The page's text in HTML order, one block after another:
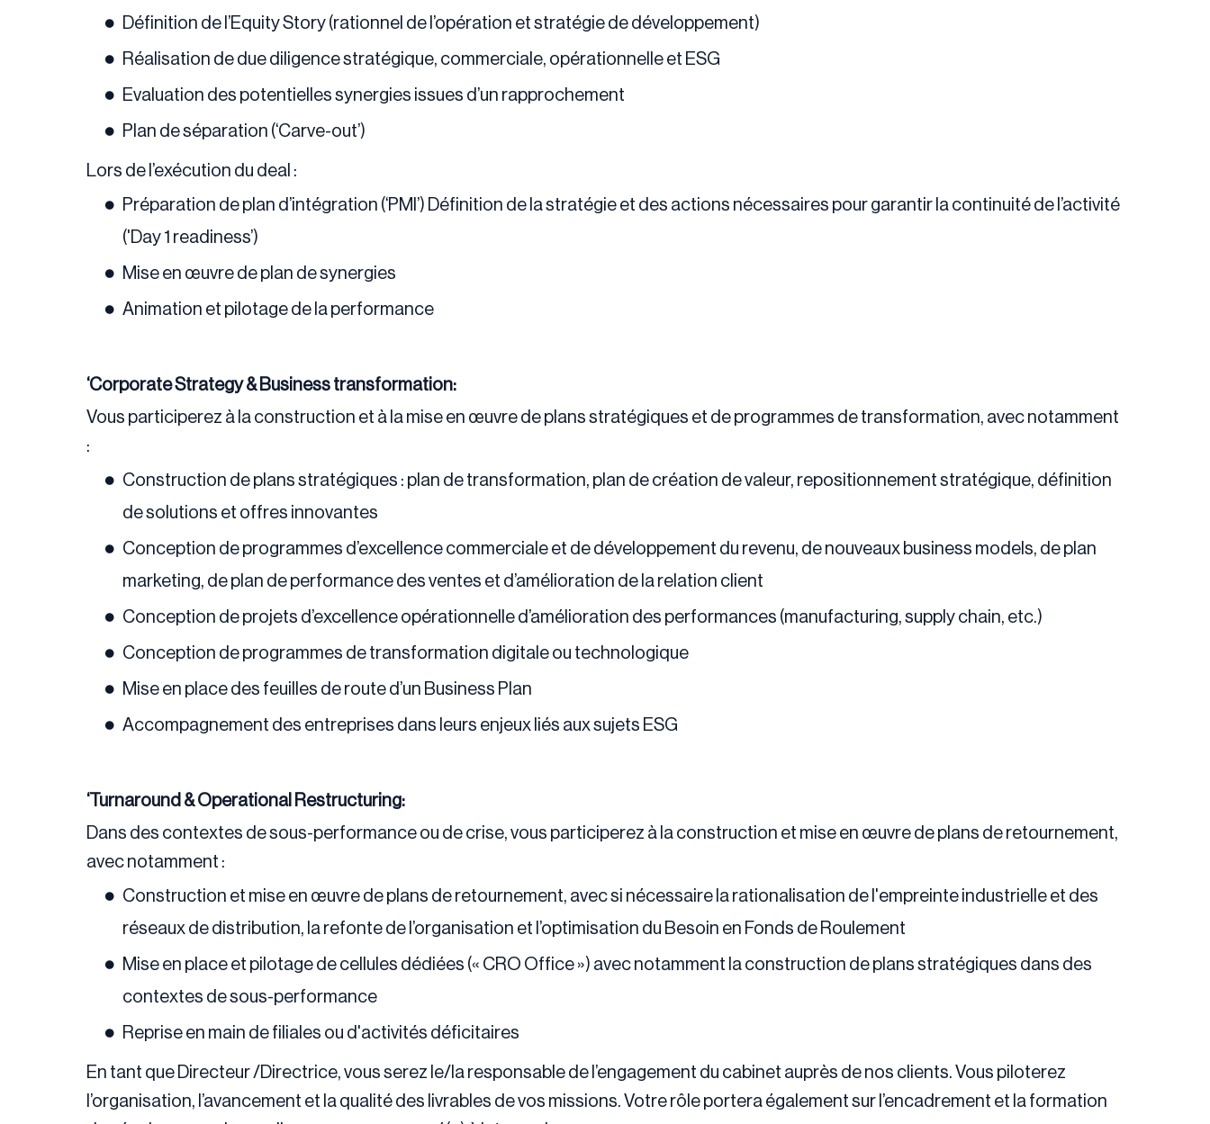
Définition de l’Equity Story (rationnel de l’opération et stratégie de développement)
Réalisation de due diligence stratégique, commerciale, opérationnelle et ESG
Evaluation des potentielles synergies issues d’un rapprochement
Plan de séparation (‘Carve-out’)
Lors de l’exécution du deal :
Préparation de plan d’intégration (‘PMI’) Définition de la stratégie et des actions nécessaires pour garantir la continuité de l’activité
('Day 1 readiness’)
Mise en œuvre de plan de synergies
Animation et pilotage de la performance
‘Corporate Strategy & Business transformation:
Vous participerez à la construction et à la mise en œuvre de plans stratégiques et de programmes de transformation, avec notamment
:
Construction de plans stratégiques : plan de transformation, plan de création de valeur, repositionnement stratégique, définition
de solutions et offres innovantes
Conception de programmes d’excellence commerciale et de développement du revenu, de nouveaux business models, de plan
marketing, de plan de performance des ventes et d’amélioration de la relation client
Conception de projets d’excellence opérationnelle d’amélioration des performances (manufacturing, supply chain, etc.)
Conception de programmes de transformation digitale ou technologique
Mise en place des feuilles de route d’un Business Plan
Accompagnement des entreprises dans leurs enjeux liés aux sujets ESG
‘Turnaround & Operational Restructuring:
Dans des contextes de sous-performance ou de crise, vous participerez à la construction et mise en œuvre de plans de retournement,
avec notamment :
Construction et mise en œuvre de plans de retournement, avec si nécessaire la rationalisation de l'empreinte industrielle et des
réseaux de distribution, la refonte de l’organisation et l’optimisation du Besoin en Fonds de Roulement
Mise en place et pilotage de cellules dédiées (« CRO Office ») avec notamment la construction de plans stratégiques dans des
contextes de sous-performance
Reprise en main de filiales ou d'activités déficitaires
En tant que Directeur /Directrice, vous serez le/la responsable de l’engagement du cabinet auprès de nos clients. Vous piloterez
l’organisation, l’avancement et la qualité des livrables de vos missions. Votre rôle portera également sur l’encadrement et la formation